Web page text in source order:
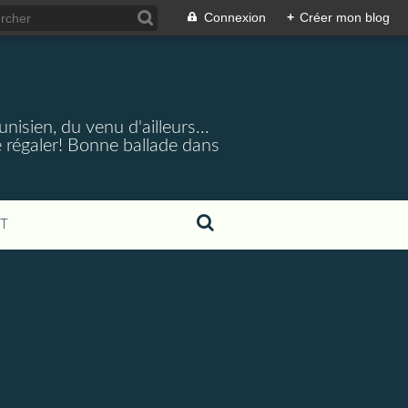
Connexion + Créer mon blog
du venu d'ailleurs...
Bonne ballade dans